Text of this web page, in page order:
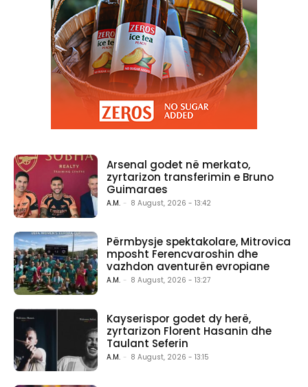
Arsenal godet në merkato,
zyrtarizon transferimin e Bruno
Guimaraes
A.M. - 8 August, 2026 - 13:42
Përmbysje spektakolare, Mitrovica
mposht Ferencvaroshin dhe
vazhdon aventurën evropiane
A.M. - 8 August, 2026 - 13:27
Kayserispor godet dy herë,
zyrtarizon Florent Hasanin dhe
Taulant Seferin
A.M. - 8 August, 2026 - 13:15